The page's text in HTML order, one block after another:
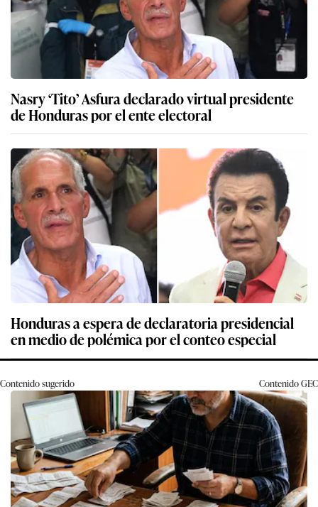
Nasry ‘Tito’ Asfura declarado virtual presidente
de Honduras por el ente electoral
Honduras a espera de declaratoria presidencial
en medio de polémica por el conteo especial
Contenido sugerido ContenidoGEC